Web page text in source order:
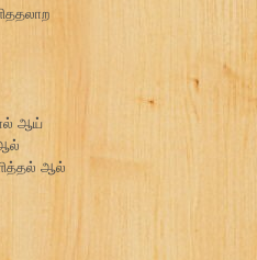
ஆய்
ஆல்